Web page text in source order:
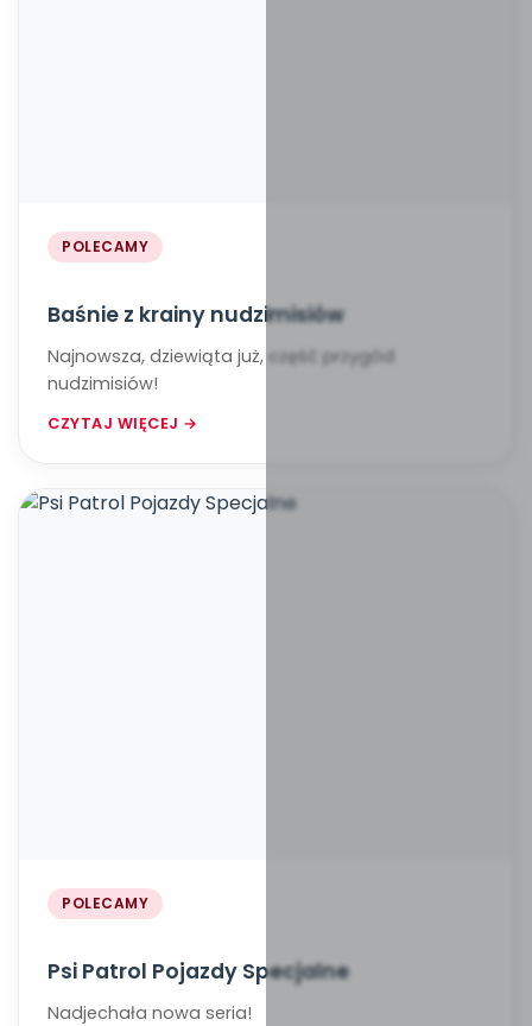
POLECAMY
Baśnie z krainy nudzimisiów
Najnowsza, dziewiąta już, część przygód
nudzimisiów!
CZYTAJ WIĘCEJ →
POLECAMY
Psi Patrol Pojazdy Specjalne
Nadjechała nowa seria!